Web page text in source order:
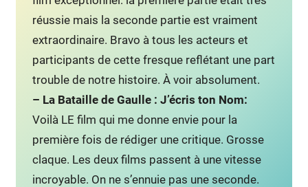
réussie mais la seconde partie est vraiment
extraordinaire. Bravo à tous les acteurs et
participants de cette fresque reflétant une part
trouble de notre histoire. À voir absolument.
– La Bataille de Gaulle : J’écris ton Nom:
Voilà LE film qui me donne envie pour la
première fois de rédiger une critique. Grosse
claque. Les deux films passent à une vitesse
incroyable. On ne s’ennuie pas une seconde.